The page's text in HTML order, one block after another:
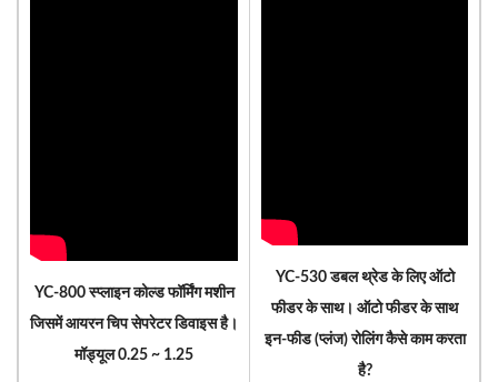
YC-800 स्प्लाइन कोल्ड फॉर्मिंग मशीन
जिसमें आयरन चिप सेपरेटर डिवाइस है।
मॉड्यूल 0.25 ~ 1.25
YC-530 डबल थ्रेड के लिए ऑटो
फीडर के साथ। ऑटो फीडर के साथ
इन-फीड (प्लंज) रोलिंग कैसे काम करता
है?